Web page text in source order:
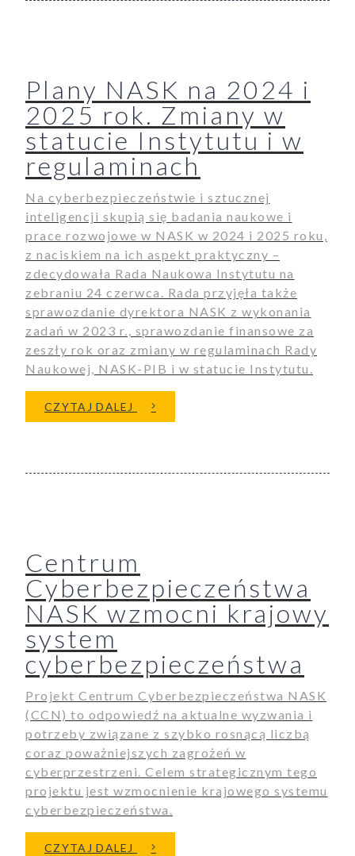
Wyszukiwarka
Plany NASK na 2024 i
2025 rok. Zmiany w
statucie Instytutu i w
regulaminach
Na cyberbezpieczeństwie i sztucznej
inteligencji skupią się badania naukowe i
prace rozwojowe w NASK w 2024 i 2025 roku,
z naciskiem na ich aspekt praktyczny –
zdecydowała Rada Naukowa Instytutu na
zebraniu 24 czerwca. Rada przyjęła także
sprawozdanie dyrektora NASK z wykonania
zadań w 2023 r., sprawozdanie finansowe za
zeszły rok oraz zmiany w regulaminach Rady
Naukowej, NASK-PIB i w statucie Instytutu.
CZYTAJ DALEJ O PLANY NASK NA 2024 I 2025
Centrum
Cyberbezpieczeństwa
NASK wzmocni krajowy
system
cyberbezpieczeństwa
Projekt Centrum Cyberbezpieczeństwa NASK
(CCN) to odpowiedź na aktualne wyzwania i
potrzeby związane z szybko rosnącą liczbą
coraz poważniejszych zagrożeń w
cyberprzestrzeni. Celem strategicznym tego
projektu jest wzmocnienie krajowego systemu
cyberbezpieczeństwa.
CZYTAJ DALEJ O CENTRUM